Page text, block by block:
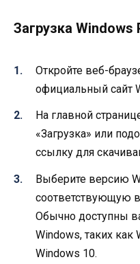
Загрузка
Откройте веб-
официальный сайт
На главной
«Загрузка» или
ссылку для
Выберите версию
соответствующую
Обычно доступны
Windows, таких как
Windows 10.